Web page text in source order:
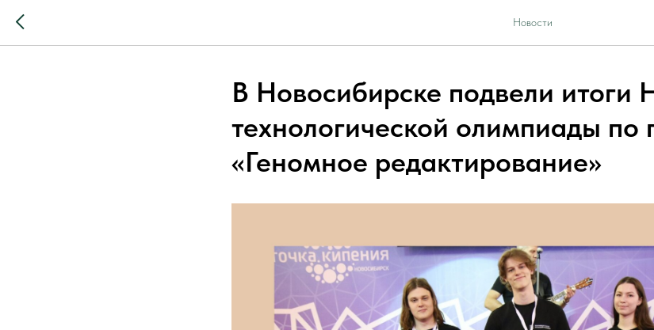
Новости
В Новосибирске подвели итоги
технологической олимпиады
«Геномное редактирование»